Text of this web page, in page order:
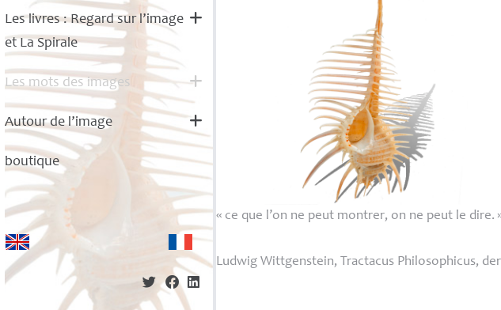
Les livres : Regard sur l’image
et La Spirale
Les mots des images
Autour de l’image
boutique
« ce que l’on ne peut montrer, on ne peut le dire.
Ludwig Wittgenstein, Tractacus Philosophicus,